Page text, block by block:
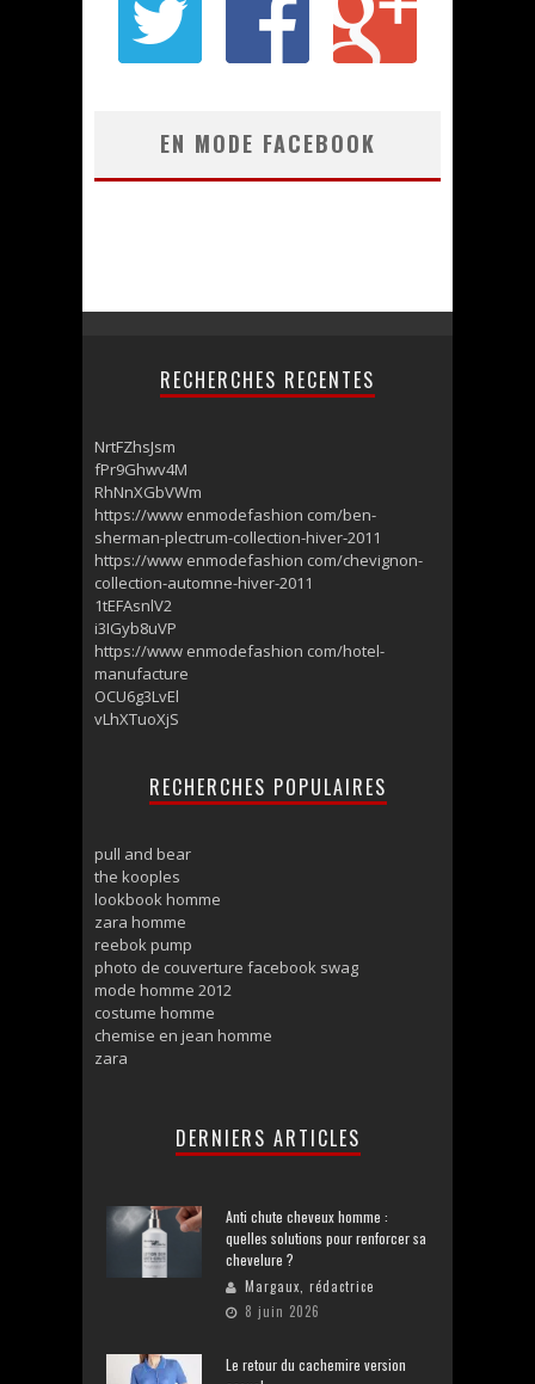
EN MODE FACEBOOK
RECHERCHES RECENTES
NrtFZhsJsm
fPr9Ghwv4M
RhNnXGbVWm
https://www enmodefashion com/ben-
sherman-plectrum-collection-hiver-2011
https://www enmodefashion com/chevignon-
collection-automne-hiver-2011
1tEFAsnlV2
i3IGyb8uVP
https://www enmodefashion com/hotel-
manufacture
OCU6g3LvEl
vLhXTuoXjS
RECHERCHES POPULAIRES
pull and bear
the kooples
lookbook homme
zara homme
reebok pump
photo de couverture facebook swag
mode homme 2012
costume homme
chemise en jean homme
zara
DERNIERS ARTICLES
Anti chute cheveux homme :
quelles solutions pour renforcer sa
chevelure ?
Margaux, rédactrice
8 juin 2026
Le retour du cachemire version